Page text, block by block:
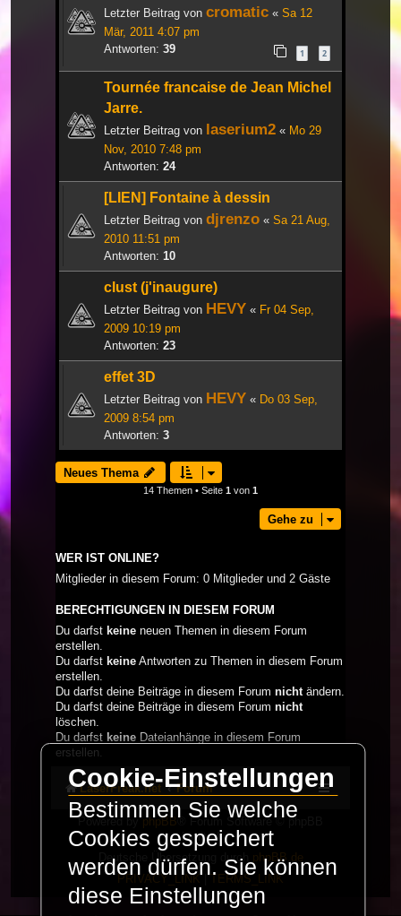
Letzter Beitrag von cromatic « Sa 12
Mär, 2011 4:07 pm
Antworten: 39 1 2
Tournée francaise de Jean Michel
Jarre.
Letzter Beitrag von laserium2 « Mo 29
Nov, 2010 7:48 pm
Antworten: 24
[LIEN] Fontaine à dessin
Letzter Beitrag von djrenzo « Sa 21 Aug,
2010 11:51 pm
Antworten: 10
clust (j'inaugure)
Letzter Beitrag von HEVY « Fr 04 Sep,
2009 10:19 pm
Antworten: 23
effet 3D
Letzter Beitrag von HEVY « Do 03 Sep,
2009 8:54 pm
Antworten: 3
Neues Thema
14 Themen • Seite 1 von 1
Gehe zu
WER IST ONLINE?
Mitglieder in diesem Forum: 0 Mitglieder und 2 Gäste
BERECHTIGUNGEN IN DIESEM FORUM
Du darfst keine neuen Themen in diesem Forum
erstellen.
Du darfst keine Antworten zu Themen in diesem Forum
erstellen.
Du darfst deine Beiträge in diesem Forum nichtändern.
Du darfst deine Beiträge in diesem Forum nicht
löschen.
Du darfst keine Dateianhänge in diesem Forum
erstellen.
LaserFreak.net Forum
Powered byphpBB ® Forum Software © phpBB
Limited
Deutsche Übersetzung durch phpBB.de
PRIVACY_LINK|TERMS_LINK
Cookie-Einstellungen
Bestimmen Sie welche
Cookies gespeichert
werden dürfen. Sie können
diese Einstellungen